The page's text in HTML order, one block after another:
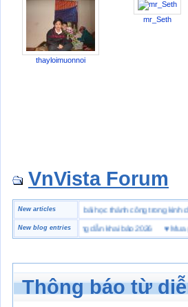
thayloimuonnoi
mr_Seth
VnVista Forum
New articles
biệt” của Microsoft ♥4 bài học thành công trong
New blog entries
quan là gì? Hướng dẫn khai báo 2026♥ Mua
Thông báo từ